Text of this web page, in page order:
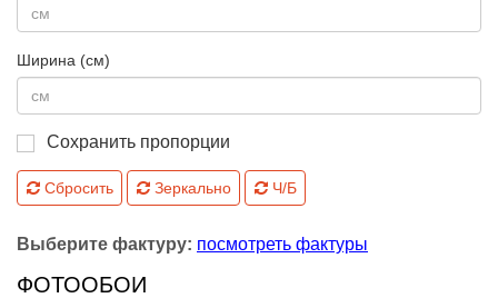
Ширина (см)
Сохранить пропорции
Сбросить Зеркально Ч/Б
Выберите фактуру: посмотреть фактуры
ФОТООБОИ